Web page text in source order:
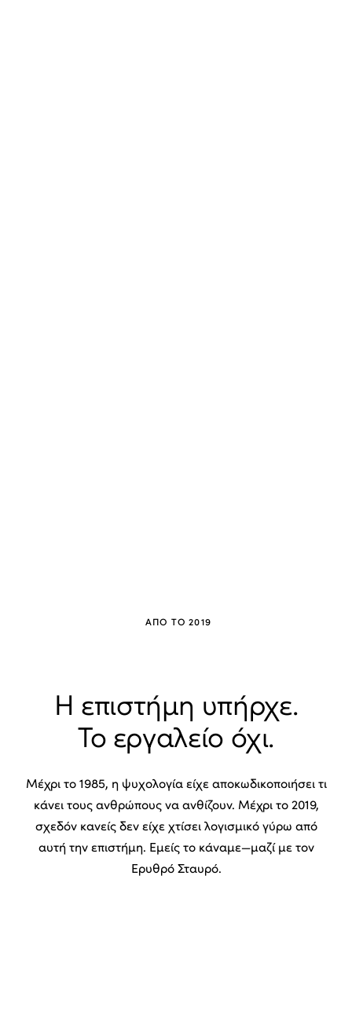
ΑΠΌ ΤΟ 2019
Η επιστήμη υπήρχε.
Το εργαλείο όχι.
Μέχρι το 1985, η ψυχολογία είχε αποκωδικοποιήσει τι
κάνει τους ανθρώπους να ανθίζουν. Μέχρι το 2019,
σχεδόν κανείς δεν είχε χτίσει λογισμικό γύρω από
αυτή την επιστήμη. Εμείς το κάναμε—μαζί με τον
Ερυθρό Σταυρό.